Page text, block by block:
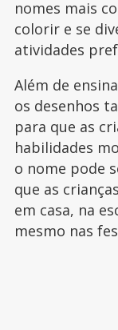
nomes mais
colorir e se
atividades
Além de
os desenhos
para que as
habilidades
o nome pode
que as
em casa, na
mesmo nas